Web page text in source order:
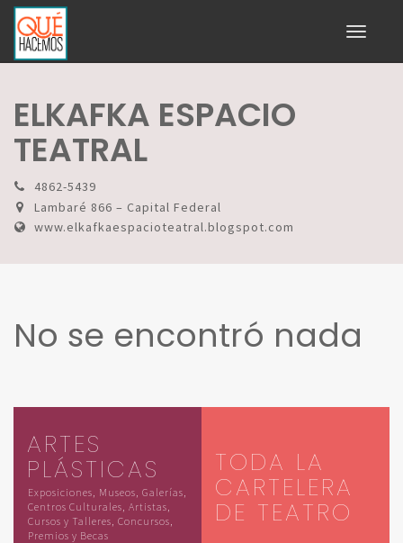
Toggle
ELKAFKA ESPACIO
TEATRAL
4862-5439
Lambaré 866 – Capital Federal
www.elkafkaespacioteatral.blogspot.com
No se encontró nada
ARTES
PLÁSTICAS
Exposiciones, Museos, Galerías,
Centros Culturales, Artistas,
Cursos y Talleres, Concursos,
Premios y Becas
TODA LA
CARTELERA
DE TEATRO